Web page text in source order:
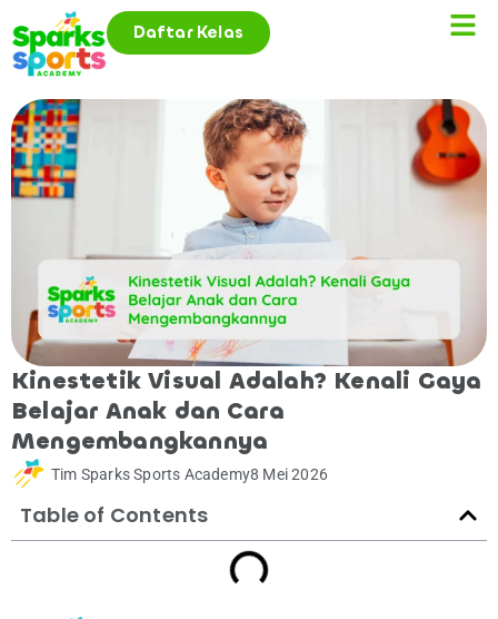
Daftar Kelas
Kinestetik Visual Adalah? Kenali Gaya
Belajar Anak dan Cara
Mengembangkannya
Tim Sparks Sports Academy8 Mei 2026
Table of Contents